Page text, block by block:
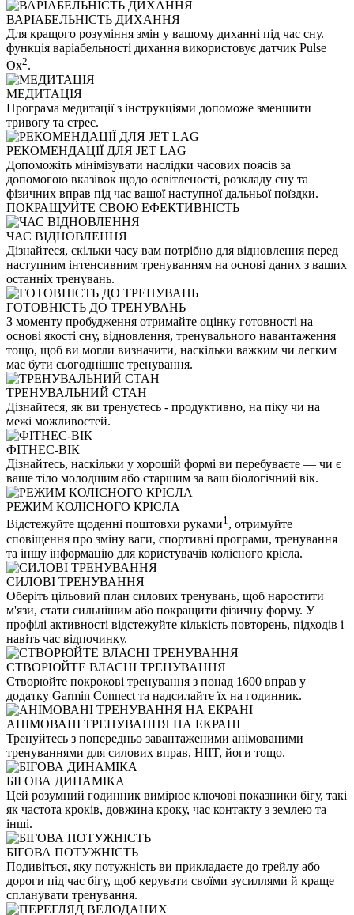
ВАРІАБЕЛЬНІСТЬ ДИХАННЯ
Для кращого розуміння змін у вашому диханні під час сну.
функція варіабельності дихання використовує датчик Pulse
Ox2.
МЕДИТАЦІЯ
Програма медитації з інструкціями допоможе зменшити
тривогу та стрес.
РЕКОМЕНДАЦІЇ ДЛЯ JET LAG
Допоможіть мінімізувати наслідки часових поясів за
допомогою вказівок щодо освітленості, розкладу сну та
фізичних вправ під час вашої наступної дальньої поїздки.
ПОКРАЩУЙТЕ СВОЮ ЕФЕКТИВНІСТЬ
ЧАС ВІДНОВЛЕННЯ
Дізнайтеся, скільки часу вам потрібно для відновлення перед
наступним інтенсивним тренуванням на основі даних з ваших
останніх тренувань.
ГОТОВНІСТЬ ДО ТРЕНУВАНЬ
З моменту пробудження отримайте оцінку готовності на
основі якості сну, відновлення, тренувального навантаження
тощо, щоб ви могли визначити, наскільки важким чи легким
має бути сьогоднішнє тренування.
ТРЕНУВАЛЬНИЙ СТАН
Дізнайтеся, як ви тренуєтесь - продуктивно, на піку чи на
межі можливостей.
ФІТНЕС-ВІК
Дізнайтесь, наскільки у хорошій формі ви перебуваєте — чи є
ваше тіло молодшим або старшим за ваш біологічний вік.
РЕЖИМ КОЛІСНОГО КРІСЛА
Відстежуйте щоденні поштовхи руками1, отримуйте
сповіщення про зміну ваги, спортивні програми, тренування
та іншу інформацію для користувачів колісного крісла.
СИЛОВІ ТРЕНУВАННЯ
Оберіть цільовий план силових тренувань, щоб наростити
м'язи, стати сильнішим або покращити фізичну форму. У
профілі активності відстежуйте кількість повторень, підходів і
навіть час відпочинку.
СТВОРЮЙТЕ ВЛАСНІ ТРЕНУВАННЯ
Створюйте покрокові тренування з понад 1600 вправ у
додатку Garmin Connect та надсилайте їх на годинник.
АНІМОВАНІ ТРЕНУВАННЯ НА ЕКРАНІ
Тренуйтесь з попередньо завантаженими анімованими
тренуваннями для силових вправ, HIIT, йоги тощо.
БІГОВА ДИНАМІКА
Цей розумний годинник вимірює ключові показники бігу, такі
як частота кроків, довжина кроку, час контакту з землею та
інші.
БІГОВА ПОТУЖНІСТЬ
Подивіться, яку потужність ви прикладаєте до трейлу або
дороги під час бігу, щоб керувати своїми зусиллями й краще
спланувати тренування.